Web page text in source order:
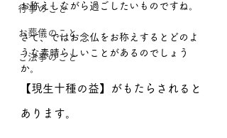
行事のこと
お葬儀のこと
ご法事のこと
お称えしながら過ごしたいものですね。
さて、ではお念仏をお称えするとどのよ
うな素晴らしいことがあるのでしょう
か。
【現生十種の益】がもたらされると
あります。